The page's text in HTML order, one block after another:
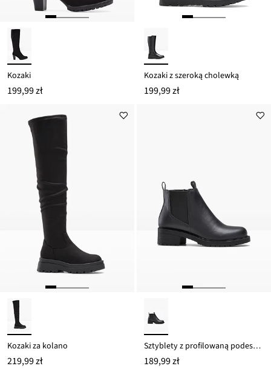
Kozaki
199,99 zł
Kozaki z szeroką cholewką
199,99 zł
Kozaki za kolano
219,99 zł
Sztyblety z profilowaną podeszwą
189,99 zł